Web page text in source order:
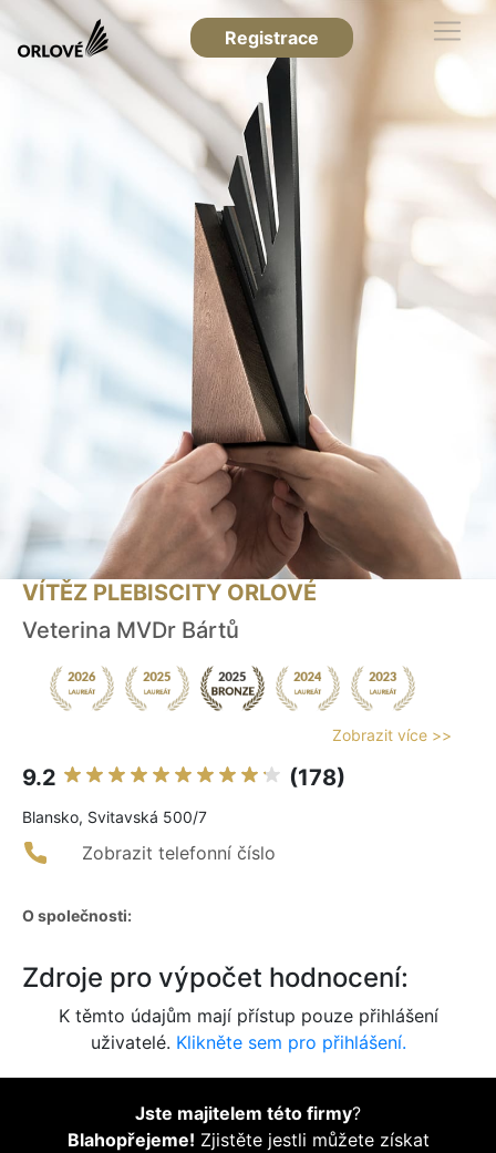
Registrace
VÍTĚZ PLEBISCITY ORLOVÉ
Veterina MVDr Bártů
Zobrazit více >>
9.2 (178)
Blansko, Svitavská 500/7
Zobrazit telefonní číslo
O společnosti:
Zdroje pro výpočet hodnocení:
K těmto údajům mají přístup pouze přihlášení
uživatelé. Klikněte sem pro přihlášení.
Jste majitelem této firmy?
Blahopřejeme! Zjistěte jestli můžete získat